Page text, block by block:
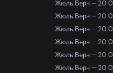
Жюль Верн — 20
Жюль Верн — 20
Жюль Верн — 20
Жюль Верн — 20
Жюль Верн — 20
Жюль Верн — 20